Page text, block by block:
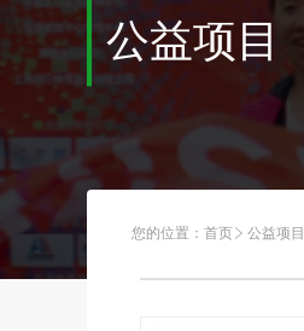
公益项目
您的位置： 首页 公益项目